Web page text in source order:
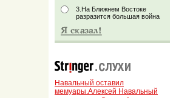
3.На Ближнем Востоке
разразится большая война
Навальный оставил
мемуары.Алексей Навальный